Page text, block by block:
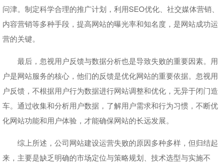
问津。制定科学合理的推广计划，利用SEO优化、社交媒体营销、
内容营销等多种手段，提高网站的曝光率和知名度，是网站成功运
营的关键。
最后，忽视用户反馈与数据分析也是导致失败的重要因素。用
户是网站服务的核心，他们的反馈是优化网站的重要依据。忽视用
户反馈，不根据用户行为数据进行网站调整和优化，无异于闭门造
车。通过收集和分析用户数据，了解用户需求和行为习惯，不断优
化网站功能和用户体验，才能确保网站的长远发展。
综上所述，公司网站建设运营失败的原因多种多样，但归结起
来，主要是缺乏明确的市场定位与策略规划、技术选型与实施不